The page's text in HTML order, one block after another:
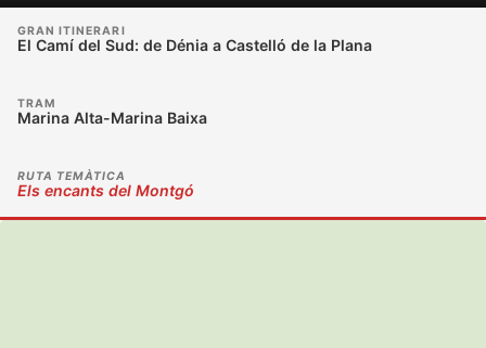
GRAN ITINERARI
El Camí del Sud: de Dénia a Castelló de la Plana
TRAM
Marina Alta-Marina Baixa
RUTA TEMÀTICA
Els encants del Montgó